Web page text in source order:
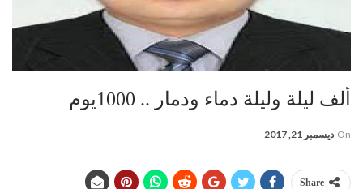
ألف ليلة وليلة دماء ودمار .. 1000يوم
On ديسمبر 21, 2017
Share